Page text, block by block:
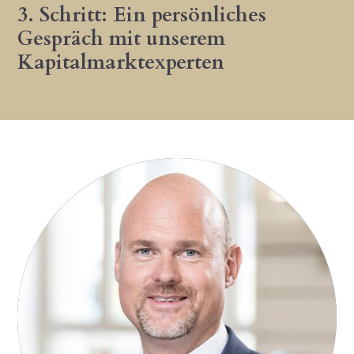
3. Schritt: Ein persönliches
Gespräch mit unserem
Kapitalmarktexperten